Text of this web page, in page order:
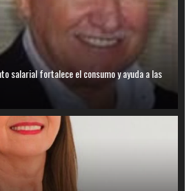
salarial fortalece el consumo y ayuda a las